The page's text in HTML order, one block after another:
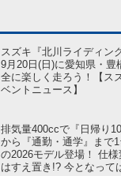
スズキ『北川ライディン
9月20日(日)に愛知県・豊
全に楽しく走ろう！【ス
ベントニュース】
排気量400ccで『日帰り
から『通勤・通学』まで
の2026モデル登場！ 仕
はすえ置き!? 今となって